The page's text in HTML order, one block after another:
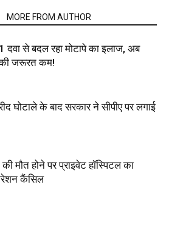
MORE FROM AUTHOR
दवा से बदल रहा मोटापे का इलाज, अब
की जरूरत कम!
घोटाले के बाद सरकार ने सीपीए पर लगाई
मौत होने पर प्राइवेट हॉस्पिटल का
कैंसिल